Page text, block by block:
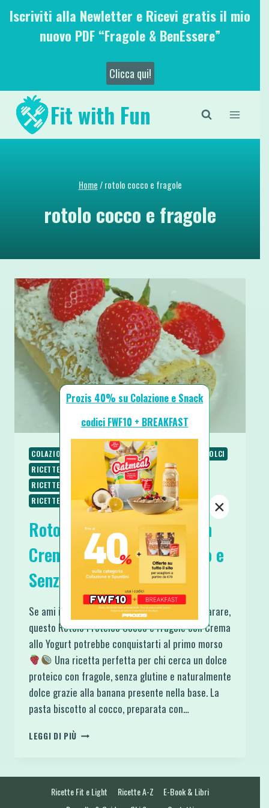
SaltaIscriviti alla Newletter e Ricevi gratis il mio
nuovo PDF “Fragole & BenEssere”
Clicca qui!
Fit with Fun
Home/ rotolo cocco e fragole
rotolo cocco e fragole
COLAZIONE PIATTI VELOCI RICETTE
RICETTE DOLCI
RICETTE LOW CARB
RICETTE PROTEICHE
RICETTE SENZA BURRO
RICETTE SENZA GLUTINE
RICETTE SENZA ZUCCHERO
RICETTE VEGETARIANE
Rotolo Cocco e Fragole con
Crema allo Yogurt Proteico e
Senza Glutine
Se ami i dolci freschi, leggeri e facili da preparare,
questo Rotolo Proteico Cocco e Fragole con Crema
allo Yogurt potrebbe conquistarti al primo morso
Una ricetta perfetta per chi cerca un dolce
proteico con fragole, senza glutine e naturalmente
dolce grazie alla banana presente nella base. La
pasta biscotto al cocco, preparata con…
LEGGI DI PIÙ ROTOLO
CREMA
Ricette Fit e Light Ricette A-Z
E-Book & Libri
Prozis 40% su Colazione e Snack
codici FWF10 + BREAKFAST
×